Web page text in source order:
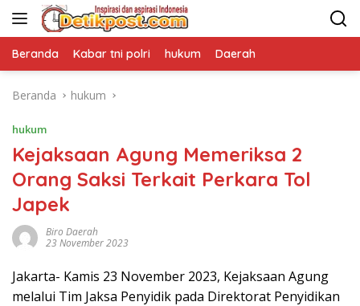
Langsung
Beranda Kabar tni polri hukum Daerah
Beranda hukum
hukum
Kejaksaan Agung Memeriksa 2
Orang Saksi Terkait Perkara Tol
Japek
Biro Daerah
23 November 2023
Jakarta- Kamis 23 November 2023, Kejaksaan Agung
melalui Tim Jaksa Penyidik pada Direktorat Penyidikan